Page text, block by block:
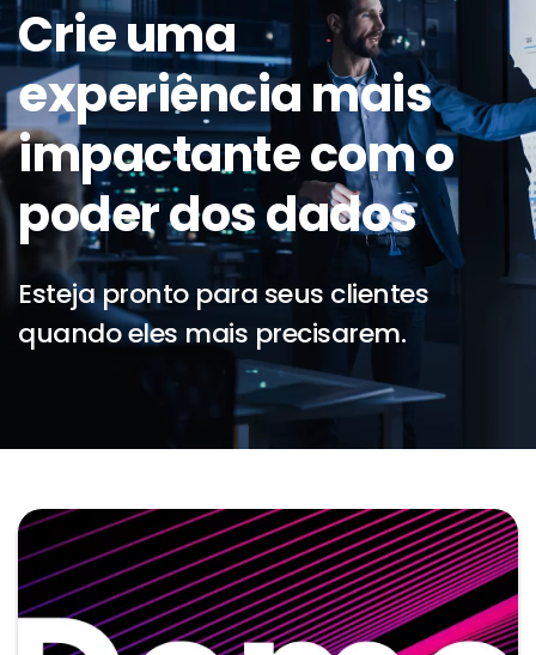
Crie uma
experiência mais
impactante com o
poder dos dados
Esteja pronto para seus clientes
quando eles mais precisarem.